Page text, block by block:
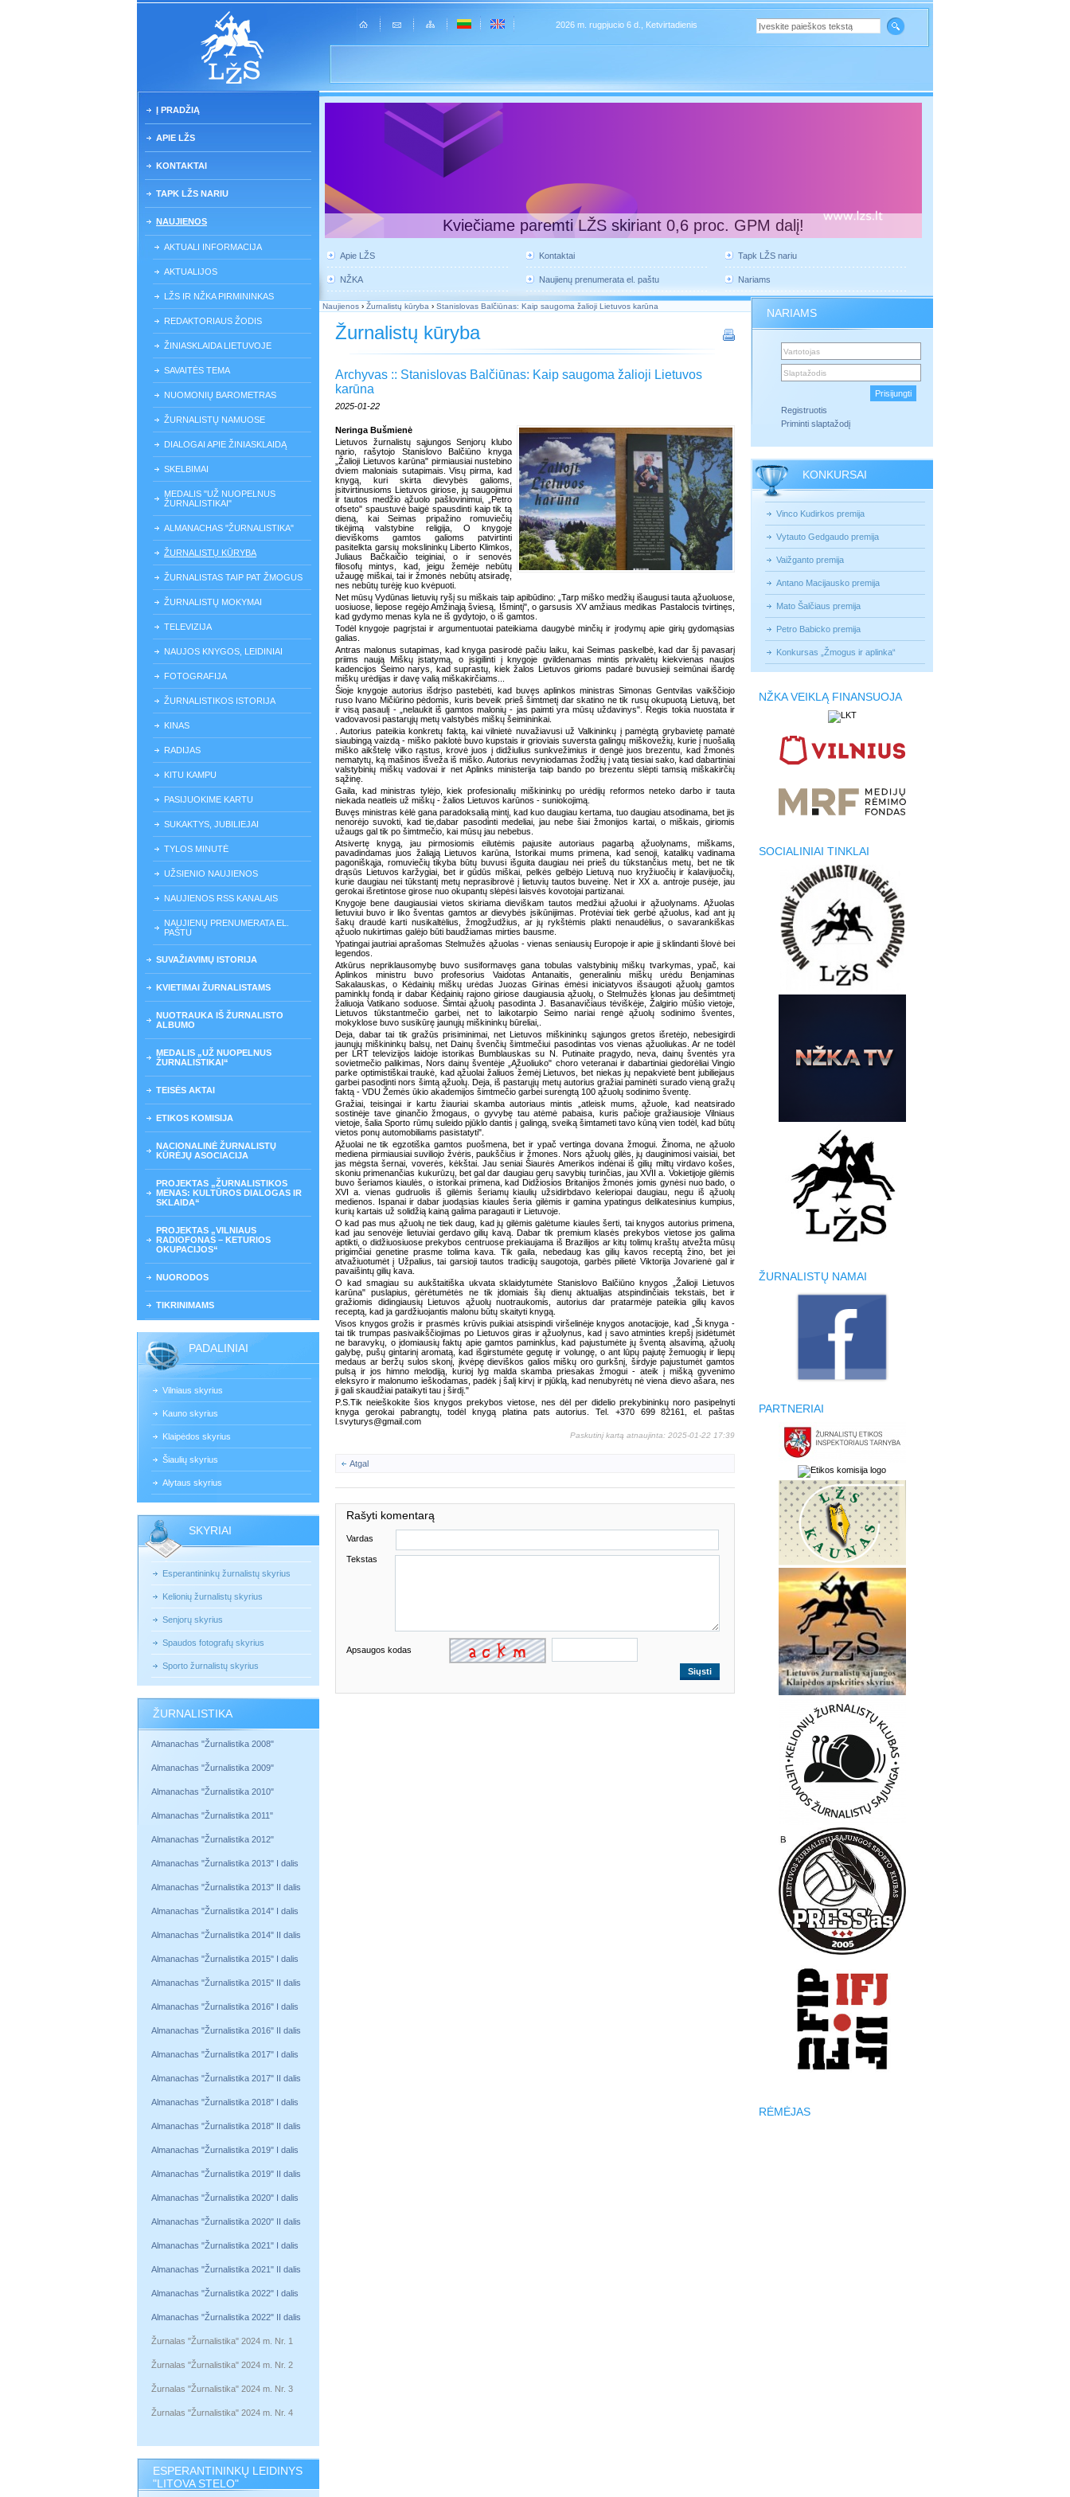
2026 m. rugpjucio 6 d., Ketvirtadienis
Į PRADŽIĄ
APIE LŽS
KONTAKTAI
TAPK LŽS NARIU
NAUJIENOS
AKTUALI INFORMACIJA
AKTUALIJOS
LŽS IR NŽKA PIRMININKAS
REDAKTORIAUS ŽODIS
ŽINIASKLAIDA LIETUVOJE
SAVAITĖS TEMA
NUOMONIŲ BAROMETRAS
ŽURNALISTŲ NAMUOSE
DIALOGAI APIE ŽINIASKLAIDĄ
SKELBIMAI
MEDALIS "UŽ NUOPELNUS
ŽURNALISTIKAI"
ALMANACHAS "ŽURNALISTIKA"
ŽURNALISTŲ KŪRYBA
ŽURNALISTAS TAIP PAT ŽMOGUS
ŽURNALISTŲ MOKYMAI
TELEVIZIJA
NAUJOS KNYGOS, LEIDINIAI
FOTOGRAFIJA
ŽURNALISTIKOS ISTORIJA
KINAS
RADIJAS
KITU KAMPU
PASIJUOKIME KARTU
SUKAKTYS, JUBILIEJAI
TYLOS MINUTĖ
UŽSIENIO NAUJIENOS
NAUJIENOS RSS KANALAIS
NAUJIENŲ PRENUMERATA EL.
PAŠTU
SUVAŽIAVIMŲ ISTORIJA
KVIETIMAI ŽURNALISTAMS
NUOTRAUKA IŠ ŽURNALISTO
ALBUMO
MEDALIS „UŽ NUOPELNUS
ŽURNALISTIKAI“
TEISĖS AKTAI
ETIKOS KOMISIJA
NACIONALINĖ ŽURNALISTŲ
KŪRĖJŲ ASOCIACIJA
PROJEKTAS „ŽURNALISTIKOS
MENAS: KULTŪROS DIALOGAS IR
SKLAIDA“
PROJEKTAS „VILNIAUS
RADIOFONAS – KETURIOS
OKUPACIJOS“
NUORODOS
TIKRINIMAMS
PADALINIAI
Vilniaus skyrius
Kauno skyrius
Klaipėdos skyrius
Šiaulių skyrius
Alytaus skyrius
SKYRIAI
Esperantininkų žurnalistų skyrius
Kelionių žurnalistų skyrius
Senjorų skyrius
Spaudos fotografų skyrius
Sporto žurnalistų skyrius
ŽURNALISTIKA
Almanachas "Žurnalistika 2008"
Almanachas "Žurnalistika 2009"
Almanachas "Žurnalistika 2010"
Almanachas "Žurnalistika 2011"
Almanachas "Žurnalistika 2012"
Almanachas "Žurnalistika 2013" I dalis
Almanachas "Žurnalistika 2013" II dalis
Almanachas "Žurnalistika 2014" I dalis
Almanachas "Žurnalistika 2014" II dalis
Almanachas "Žurnalistika 2015" I dalis
Almanachas "Žurnalistika 2015" II dalis
Almanachas "Žurnalistika 2016" I dalis
Almanachas "Žurnalistika 2016" II dalis
Almanachas "Žurnalistika 2017" I dalis
Almanachas "Žurnalistika 2017" II dalis
Almanachas "Žurnalistika 2018" I dalis
Almanachas "Žurnalistika 2018" II dalis
Almanachas "Žurnalistika 2019" I dalis
Almanachas "Žurnalistika 2019" II dalis
Almanachas "Žurnalistika 2020" I dalis
Almanachas "Žurnalistika 2020" II dalis
Almanachas "Žurnalistika 2021" I dalis
Almanachas "Žurnalistika 2021" II dalis
Almanachas "Žurnalistika 2022" I dalis
Almanachas "Žurnalistika 2022" II dalis
Žurnalas "Žurnalistika" 2024 m. Nr. 1
Žurnalas "Žurnalistika" 2024 m. Nr. 2
Žurnalas "Žurnalistika" 2024 m. Nr. 3
Žurnalas "Žurnalistika" 2024 m. Nr. 4
ESPERANTININKŲ LEIDINYS
"LITOVA STELO"
Kviečiame paremti LŽS skiriant 0,6 proc. GPM dalį!
Apie LŽS Kontaktai Tapk LŽS nariu
NŽKA Naujienų prenumerata el. paštu Nariams
Naujienos › Žurnalistų kūryba › Stanislovas Balčiūnas: Kaip saugoma žalioji Lietuvos karūna
Žurnalistų kūryba
Archyvas :: Stanislovas Balčiūnas: Kaip saugoma žalioji Lietuvos
karūna
2025-01-22
Neringa Bušmienė
Lietuvos žurnalistų sąjungos Senjorų klubo
nario, rašytojo Stanislovo Balčiūno knyga
„Žalioji Lietuvos karūna" pirmiausiai nustebino
dviem maloniais sutapimais. Visų pirma, kad
knygą, kuri skirta dievybės galioms,
įsitvirtinusioms Lietuvos giriose, jų saugojimui
ir tautos medžio ąžuolo pašlovinimui, „Petro
ofseto" spaustuvė baigė spausdinti kaip tik tą
dieną, kai Seimas pripažino romuviečių
tikėjimą valstybine religija, O knygoje
dieviškoms gamtos galioms patvirtinti
pasitelkta garsių mokslininkų Liberto Klimkos,
Juliaus Bačkaičio teiginiai, o ir senovės
filosofų mintys, kad, jeigu žemėje nebūtų
užaugę miškai, tai ir žmonės nebūtų atsiradę,
nes nebūtų turėję kuo kvėpuoti.
Net mūsų Vydūnas lietuvių ryšį su miškais taip apibūdino: „Tarp miško medžių išaugusi tauta ąžuoluose,
uosiuose, liepose regėjo Amžinąją šviesą, Išmintį", o garsusis XV amžiaus medikas Pastalocis tvirtinęs,
kad gydymo menas kyla ne iš gydytojo, o iš gamtos.
Todėl knygoje pagrįstai ir argumentuotai pateikiama daugybė minčių ir įrodymų apie girių gydomąsias
galias.
Antras malonus sutapimas, kad knyga pasirodė pačiu laiku, kai Seimas paskelbė, kad dar šį pavasarį
priims naują Miškų įstatymą, o įsigilinti į knygoje gvildenamas mintis privalėtų kiekvienas naujos
kadencijos Seimo narys, kad suprastų, kiek žalos Lietuvos girioms padarė buvusieji seimūnai išardę
miškų urėdijas ir davę valią miškakirčiams...
Šioje knygoje autorius išdrįso pastebėti, kad buvęs aplinkos ministras Simonas Gentvilas vaikščiojo
ruso Ivano Mičiūrino pėdomis, kuris beveik prieš šimtmetį dar skatino ne tik rusų okupuotą Lietuvą, bet
ir visą pasaulį - „nelaukit iš gamtos malonių - jas paimti yra mūsų uždavinys". Regis tokia nuostata ir
vadovavosi pastarųjų metų valstybės miškų šeimininkai.
. Autorius pateikia konkretų faktą, kai vilnietė nuvažiavusi už Valkininkų į pamėgtą grybavietę pamatė
siaubingą vaizdą - miško paklotė buvo kupstais ir grioviais suversta galingų miškovežių, kurie į nuošalią
miško aikštelę vilko rąstus, krovė juos į didžiulius sunkvežimius ir dengė juos brezentu, kad žmonės
nematytų, ką mašinos išveža iš miško. Autorius nevyniodamas žodžių į vatą tiesiai sako, kad dabartiniai
valstybinių miškų vadovai ir net Aplinks ministerija taip bando po brezentu slėpti tamsią miškakirčių
sąžinę.
Gaila, kad ministras tylėjo, kiek profesionalių miškininkų po urėdijų reformos neteko darbo ir tauta
niekada neatleis už miškų - žalios Lietuvos karūnos - suniokojimą.
Buvęs ministras kėlė gana paradoksalią mintį, kad kuo daugiau kertama, tuo daugiau atsodinama, bet jis
nenorėjo suvokti, kad tie,dabar pasodinti medeliai, jau nebe šiai žmonijos kartai, o miškais, giriomis
užaugs gal tik po šimtmečio, kai mūsų jau nebebus.
Atsivertę knygą, jau pirmosiomis eilutėmis pajusite autoriaus pagarbą ąžuolynams, miškams,
pavadindamas juos žaliąją Lietuvos karūna, Istorikai mums primena, kad senoji, katalikų vadinama
pagoniškąja, romuviečių tikyba būtų buvusi išguita daugiau nei prieš du tūkstančius metų, bet ne tik
drąsūs Lietuvos karžygiai, bet ir gūdūs miškai, pelkės gelbėjo Lietuvą nuo kryžiuočių ir kalavijuočių,
kurie daugiau nei tūkstantį metų neprasibrovė į lietuvių tautos buveinę. Net ir XX a. antroje pusėje, jau
gerokai išretintose girose nuo okupantų slėpėsi laisvės kovotojai partizanai.
Knygoje bene daugiausiai vietos skiriama dieviškam tautos medžiui ąžuolui ir ąžuolynams. Ąžuolas
lietuviui buvo ir liko šventas gamtos ar dievybės įsikūnijimas. Protėviai tiek gerbė ąžuolus, kad ant jų
šakų draudė karti nusikaltėlius, žmogžudžius, ar jų rykštėmis plakti nenaudėlius, o savarankiškas
ąžuolo nukirtimas galėjo būti baudžiamas mirties bausme.
Ypatingai jautriai aprašomas Stelmužės ąžuolas - vienas seniausių Europoje ir apie jį sklindanti šlovė bei
legendos.
Atkūrus nepriklausomybę buvo susiformavęs gana tobulas valstybinių miškų tvarkymas, ypač, kai
Aplinkos ministru buvo profesorius Vaidotas Antanaitis, generaliniu miškų urėdu Benjaminas
Sakalauskas, o Kėdainių miškų urėdas Juozas Girinas ėmėsi iniciatyvos išsaugoti ąžuolų gamtos
paminklų fondą ir dabar Kėdainių rajono giriose daugiausia ąžuolų, o Stelmužės klonas jau dešimtmetį
žaliuoja Vatikano soduose. Šimtai ąžuolų pasodinta J. Basanavičiaus tėviškėje, Žalgirio mūšio vietoje,
Lietuvos tūkstantmečio garbei, net to laikotarpio Seimo nariai rengė ąžuolų sodinimo šventes,
mokyklose buvo susikūrę jaunųjų miškininkų būreliai,.
Deja, dabar tai tik gražūs prisiminimai, net Lietuvos miškininkų sąjungos gretos išretėjo, nebesigirdi
jaunųjų miškininkų balsų, net Dainų švenčių šimtmečiui pasodintas vos vienas ąžuoliukas. Ar ne todėl
per LRT televizijos laidoje istorikas Bumblauskas su N. Putinaite pragydo, neva, dainų šventės yra
sovietmečio palikimas, Nors dainų šventėje „Ąžuoliuko" choro veteranai ir dabartiniai giedorėliai Vingio
parke optimistiškai traukė, kad ąžuolai žaliuos žemėj Lietuvos, bet niekas jų nepakvietė bent jubiliejaus
garbei pasodinti nors šimtą ąžuolų. Deja, iš pastarųjų metų autorius gražiai paminėti surado vieną gražų
faktą - VDU Žemės ūkio akademijos šimtmečio garbei surengtą 100 ąžuolų sodinimo šventę.
Gražiai, teisingai ir kartu žiauriai skamba autoriaus mintis „atleisk mums, ąžuole, kad neatsirado
sostinėje tave ginančio žmogaus, o gyvybę tau atėmė pabaisa, kuris pačioje gražiausioje Vilniaus
vietoje, šalia Sporto rūmų suleido pjūklo dantis į galingą, sveiką šimtameti tavo kūną vien todėl, kad būtų
vietos ponų automobiliams pasistatyti".
Ąžuolai ne tik egzotiška gamtos puošmena, bet ir ypač vertinga dovana žmogui. Žinoma, ne ąžuolo
mediena pirmiausiai suviliojo žvėris, paukščius ir žmones. Nors ąžuolų gilės, jų dauginimosi vaisiai, bet
jas mėgsta šernai, voverės, kėkštai. Jau seniai Šiaurės Amerikos indėnai iš gilių miltų virdavo košes,
skoniu primenančias kukurūzų, bet gal dar daugiau gerų savybių turinčias, jau XVII a. Vokietijoje gilėmis
buvo šeriamos kiaulės, o istorikai primena, kad Didžiosios Britanijos žmonės jomis gynėsi nuo bado, o
XVI a. vienas gudruolis iš gilėmis šeriamų kiaulių užsidirbdavo keleriopai daugiau, negu iš ąžuolų
medienos. Ispanai ir dabar juodąsias kiaules šeria gilėmis ir gamina ypatingus delikatesinius kumpius,
kurių kartais už solidžią kainą galima paragauti ir Lietuvoje.
O kad pas mus ąžuolų ne tiek daug, kad jų gilėmis galėtume kiaules šerti, tai knygos autorius primena,
kad jau senovėje lietuviai gerdavo gilių kavą. Dabar tik premium klasės prekybos vietose jos galima
aptikti, o didžiuosiuose prekybos centruose prekiaujama iš Brazilijos ar kitų tolimų kraštų atvežta mūsų
prigimčiai genetine prasme tolima kava. Tik gaila, nebedaug kas gilių kavos receptą žino, bet jei
atvažiuotumėt į Užpalius, tai garsioji tautos tradicijų saugotoja, garbės pilietė Viktorija Jovarienė gal ir
pavaišintų gilių kava.
O kad smagiau su aukštaitiška ukvata sklaidytumėte Stanislovo Balčiūno knygos „Žalioji Lietuvos
karūna" puslapius, gėrėtumėtės ne tik įdomiais šių dienų aktualijas atspindinčiais tekstais, bet ir
gražiomis didingiausių Lietuvos ąžuolų nuotraukomis, autorius dar pratarmėje pateikia gilių kavos
receptą, kad ja gardžiuojantis malonu būtų skaityti knygą.
Visos knygos grožis ir prasmės krūvis puikiai atsispindi viršelinėje knygos anotacijoje, kad „Ši knyga -
tai tik trumpas pasivaikščiojimas po Lietuvos giras ir ąžuolynus, kad į savo atminties krepšį įsidėtumėt
ne baravykų, o įdomiausių faktų apie gamtos paminklus, kad pajustumėte jų šventą alsavimą, ąžuolų
galybę, pušų gintarinį aromatą, kad išgirstumėte gegutę ir volungę, o ant lūpų pajutę žemuogių ir liepų
medaus ar beržų sulos skonį, įkvėpę dieviškos galios miškų oro gurkšnį, širdyje pajustumėt gamtos
pulsą ir jos himno melodiją, kurioj lyg malda skamba priesakas žmogui - ateik į mišką gyvenimo
eleksyro ir malonumo ieškodamas, padėk į šalį kirvį ir pjūklą, kad nenubyrėtų nė viena dievo ašara, nes
ji gali skaudžiai pataikyti tau į širdį."
P.S.Tik neieškokite šios knygos prekybos vietose, nes dėl per didelio prekybininkų noro pasipelnyti
knyga gerokai pabrangtų, todėl knygą platina pats autorius. Tel. +370 699 82161, el. paštas
l.svyturys@gmail.com
Paskutinį kartą atnaujinta: 2025-01-22 17:39
Atgal
Rašyti komentarą
Vardas
Tekstas
Apsaugos kodas
NARIAMS
Registruotis
Priminti slaptažodį
KONKURSAI
Vinco Kudirkos premija
Vytauto Gedgaudo premija
Vaižganto premija
Antano Macijausko premija
Mato Šalčiaus premija
Petro Babicko premija
Konkursas „Žmogus ir aplinka“
NŽKA VEIKLĄ FINANSUOJA
SOCIALINIAI TINKLAI
ŽURNALISTŲ NAMAI
PARTNERIAI
RĖMĖJAS